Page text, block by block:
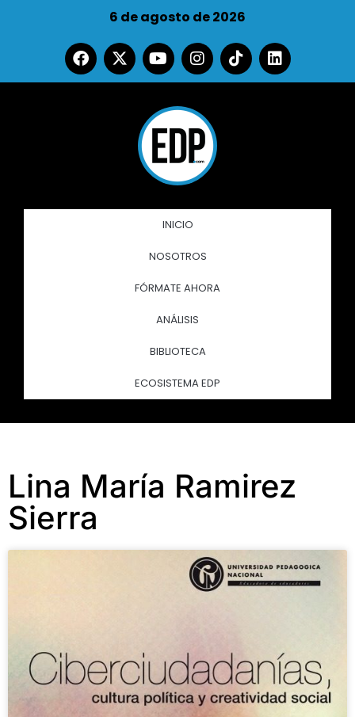
6 de agosto de 2026
INICIO
NOSOTROS
FÓRMATE AHORA
ANÁLISIS
BIBLIOTECA
ECOSISTEMA EDP
Lina María Ramirez
Sierra